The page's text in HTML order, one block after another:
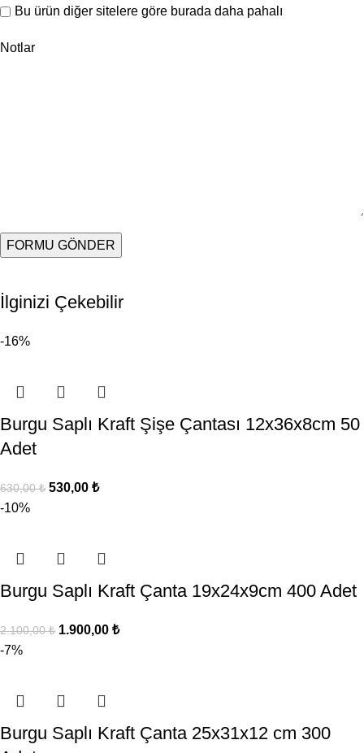
Bu ürün diğer sitelere göre burada daha pahalı
Notlar
İlginizi Çekebilir
-16%
Burgu Saplı Kraft Şişe Çantası 12x36x8cm 50
Adet
630,00₺ 530,00 ₺
-10%
Burgu Saplı Kraft Çanta 19x24x9cm 400 Adet
2.100,00₺ 1.900,00 ₺
-7%
Burgu Saplı Kraft Çanta 25x31x12 cm 300